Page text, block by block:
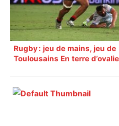
Rugby : jeu de mains, jeu de
Toulousains En terre
revendiquant surtout son art
mouvement, vif et